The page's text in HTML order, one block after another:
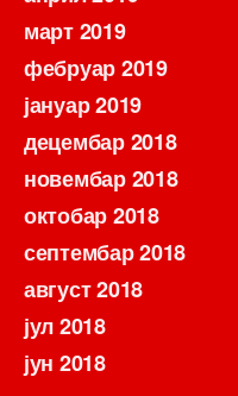
март 2019
фебруар 2019
јануар 2019
децембар 2018
новембар 2018
октобар 2018
септембар 2018
август 2018
јул 2018
јун 2018